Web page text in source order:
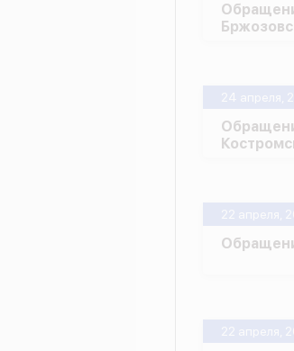
22 апреля,
22 апреля,
24 апреля,